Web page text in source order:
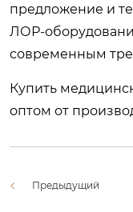
предложение и
ЛОР-
современным
Купить
оптом от
Предыдущий